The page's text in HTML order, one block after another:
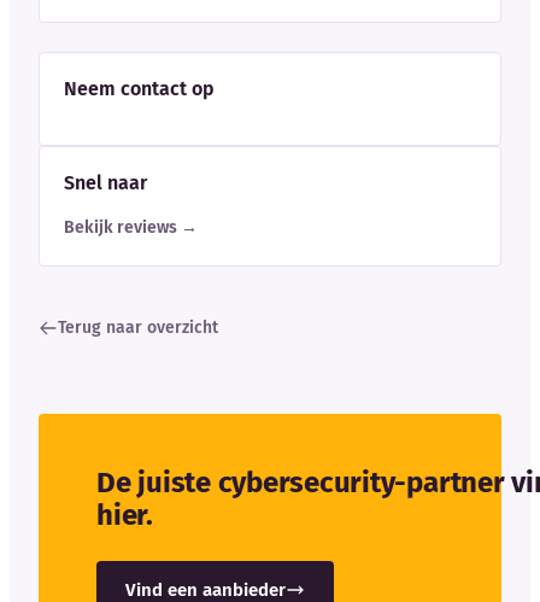
Neem contact op
Snel naar
Bekijk reviews →
Terug naar overzicht
De juiste cybersecurity-partner
hier.
Vind een aanbieder